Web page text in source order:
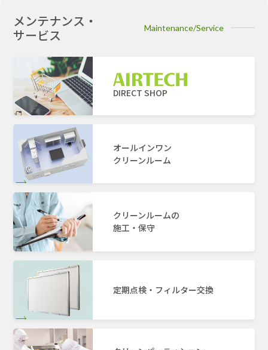
メンテナンス・
サービス
Maintenance/Service
DIRECT SHOP
オールインワン
クリーンルーム
クリーンルームの
施工・保守
定期点検・フィルター交換